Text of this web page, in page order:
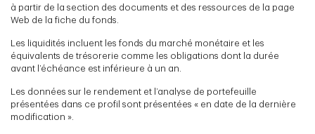
à partir de la section des documents et des ressources de la page
Web de la fiche du fonds.
Les liquidités incluent les fonds du marché monétaire et les
équivalents de trésorerie comme les obligations dont la durée
avant l’échéance est inférieure à un an.
Les données sur le rendement et l’analyse de portefeuille
présentées dans ce profil sont présentées « en date de la dernière
modification ».